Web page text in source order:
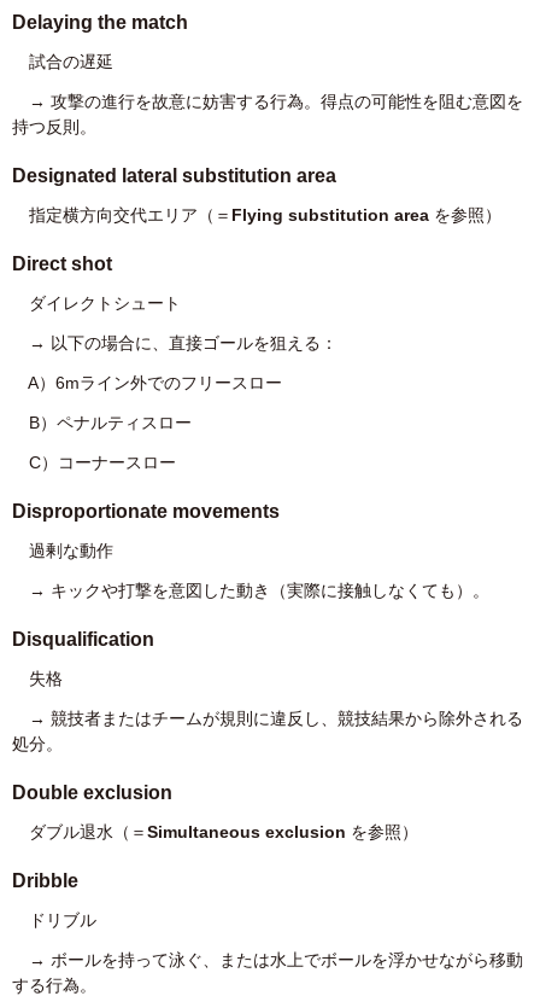
Delaying the match
試合の遅延
→ 攻撃の進行を故意に妨害する行為。得点の可能性を阻む意図を
持つ反則。
Designated lateral substitution area
指定横方向交代エリア（＝ Flying substitution area を参照）
Direct shot
ダイレクトシュート
→ 以下の場合に、直接ゴールを狙える：
A）6mライン外でのフリースロー
B）ペナルティスロー
C）コーナースロー
Disproportionate movements
過剰な動作
→ キックや打撃を意図した動き（実際に接触しなくても）。
Disqualification
失格
→ 競技者またはチームが規則に違反し、競技結果から除外される
処分。
Double exclusion
ダブル退水（＝Simultaneous exclusion を参照）
Dribble
ドリブル
→ ボールを持って泳ぐ、または水上でボールを浮かせながら移動
する行為。